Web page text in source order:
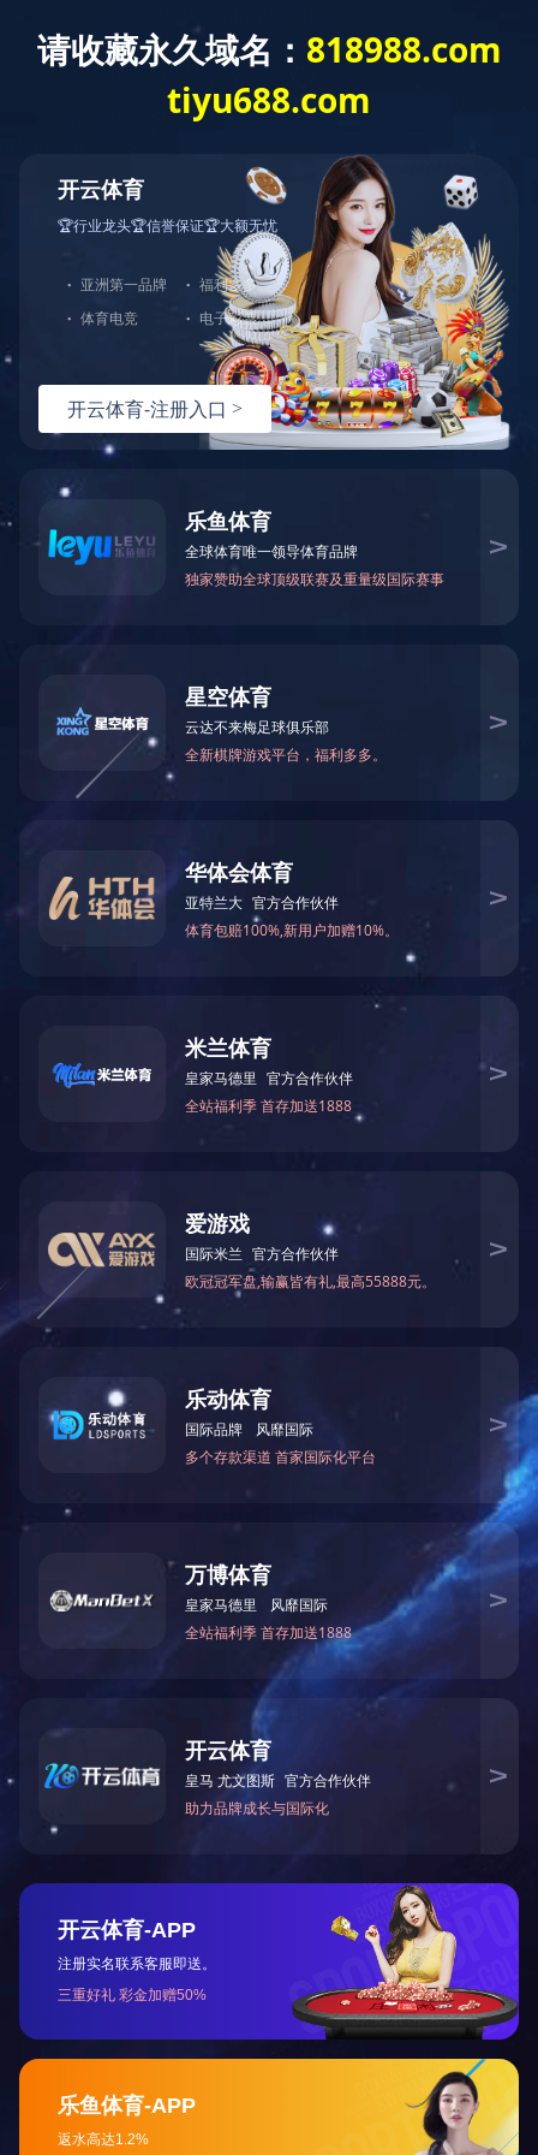
公司介绍
第20届全国青年文明号
2023-06-13 11:43:58
2023年12月被湖南省科学技术厅授予“国家高
2023年6月被湖南省生态环境厅授予“湖南省
咨询与了解
电 话：0745-2261111
邮 箱：3920878361@qq.com
地 址：湖南省怀化市本业大道89号